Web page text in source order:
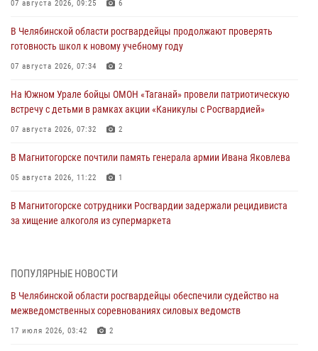
07 августа 2026, 09:25 6
В Челябинской области росгвардейцы продолжают проверять
готовность школ к новому учебному году
07 августа 2026, 07:34 2
На Южном Урале бойцы ОМОН «Таганай» провели патриотическую
встречу с детьми в рамках акции «Каникулы с Росгвардией»
07 августа 2026, 07:32 2
В Магнитогорске почтили память генерала армии Ивана Яковлева
05 августа 2026, 11:22 1
В Магнитогорске сотрудники Росгвардии задержали рецидивиста
за хищение алкоголя из супермаркета
На Южном Урале спецназ Росгвардии провел военно-полевые
Росгвардейцы задержали трёх магазинных воров в Челябинске
ПОПУЛЯРНЫЕ НОВОСТИ
В Челябинской области росгвардейцы обеспечили судейство на
межведомственных соревнованиях силовых ведомств
17 июля 2026, 03:42 2